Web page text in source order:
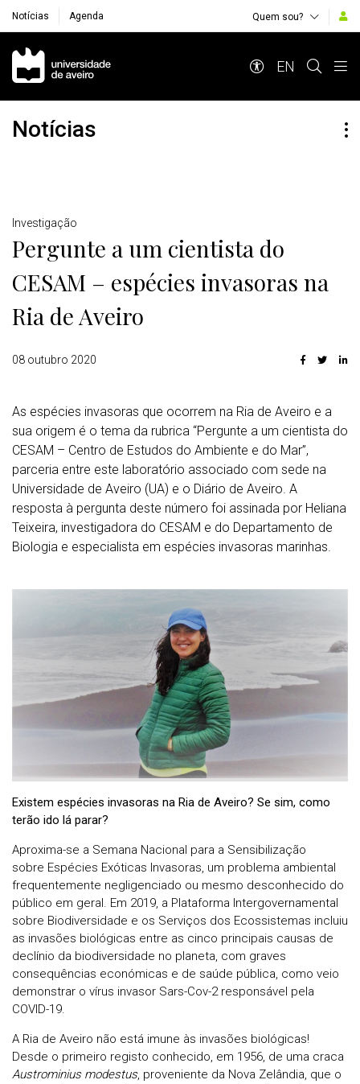
Notícias Agenda Quem sou?
Navegação Principal
EN
Notícias
Detalhes
Investigação
Pergunte a um cientista do
CESAM – espécies invasoras na
Ria de Aveiro
08 outubro 2020
As espécies invasoras que ocorrem na Ria de Aveiro e a
sua origem é o tema da rubrica “Pergunte a um cientista do
CESAM – Centro de Estudos do Ambiente e do Mar”,
parceria entre este laboratório associado com sede na
Universidade de Aveiro (UA) e o Diário de Aveiro. A
resposta à pergunta deste número foi assinada por Heliana
Teixeira, investigadora do CESAM e do Departamento de
Biologia e especialista em espécies invasoras marinhas.
Existem espécies invasoras na Ria de Aveiro? Se sim, como
terão ido lá parar?
Aproxima-se a Semana Nacional para a Sensibilização
sobre Espécies Exóticas Invasoras, um problema ambiental
frequentemente negligenciado ou mesmo desconhecido do
público em geral. Em 2019, a Plataforma Intergovernamental
sobre Biodiversidade e os Serviços dos Ecossistemas incluiu
as invasões biológicas entre as cinco principais causas de
declínio da biodiversidade no planeta, com graves
consequências económicas e de saúde pública, como veio
demonstrar o vírus invasor Sars-Cov-2 responsável pela
COVID-19.
A Ria de Aveiro não está imune às invasões biológicas!
Desde o primeiro registo conhecido, em 1956, de uma craca
Austrominius modestus, proveniente da Nova Zelândia, que o